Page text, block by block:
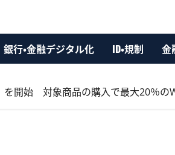
銀行・金融デジタル化 ID・規制 金
を開始 対象商品の購入で最大20％の